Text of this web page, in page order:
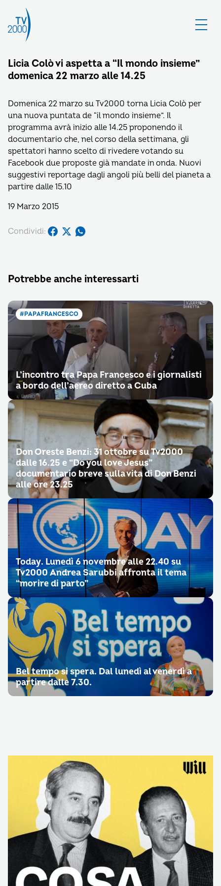
Licia Colò vi aspetta a “Il mondo insieme”
domenica 22 marzo alle 14.25
Domenica 22 marzo su Tv2000 torna Licia Colò per
una nuova puntata de “il mondo insieme”. Il
programma avrà inizio alle 14.25 proponendo il
documentario che, nel corso della settimana, gli
spettatori hanno scelto di rivedere votando su
Facebook due proposte già mandate in onda. Nuovi
suggestivi reportage dagli angoli più belli del pianeta a
partire dalle 15.10
19 Marzo 2015
Condividi:
Potrebbe anche interessarti
#PAPAFRANCESCO
L’incontro tra Papa Francesco e i giornalisti
a bordo dell’aereo diretto a Cuba
Don Oreste Benzi: 31 ottobre su Tv2000
dalle 16.25 e “Do you love Jesus”
documentario breve sulla vita di Don Benzi
alle ore 23.25
Today. Lunedì 6 novembre alle 22.40 su
Tv2000 Andrea Sarubbi affronta il tema
“morire di parto”
Bel tempo si spera. Dal lunedì al venerdì a
partire dalle 7.30.